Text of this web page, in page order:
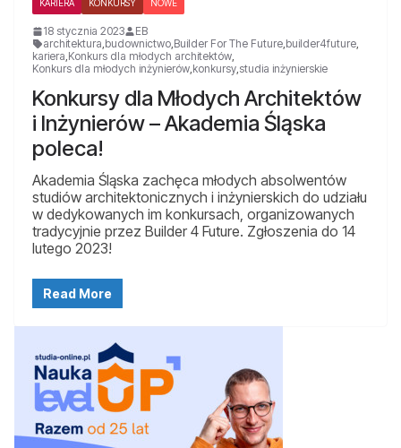
KARIERA KONKURSY NOWE
18 stycznia 2023
EB
architektura,budownictwo,Builder For The Future,builder4future,
kariera,Konkurs dla młodych architektów,
Konkurs dla młodych inżynierów,konkursy,studia inżynierskie
Konkursy dla Młodych Architektów
i Inżynierów – Akademia Śląska
poleca!
Akademia Śląska zachęca młodych absolwentów
studiów architektonicznych i inżynierskich do udziału
w dedykowanych im konkursach, organizowanych
tradycyjnie przez Builder 4 Future. Zgłoszenia do 14
lutego 2023!
Read More